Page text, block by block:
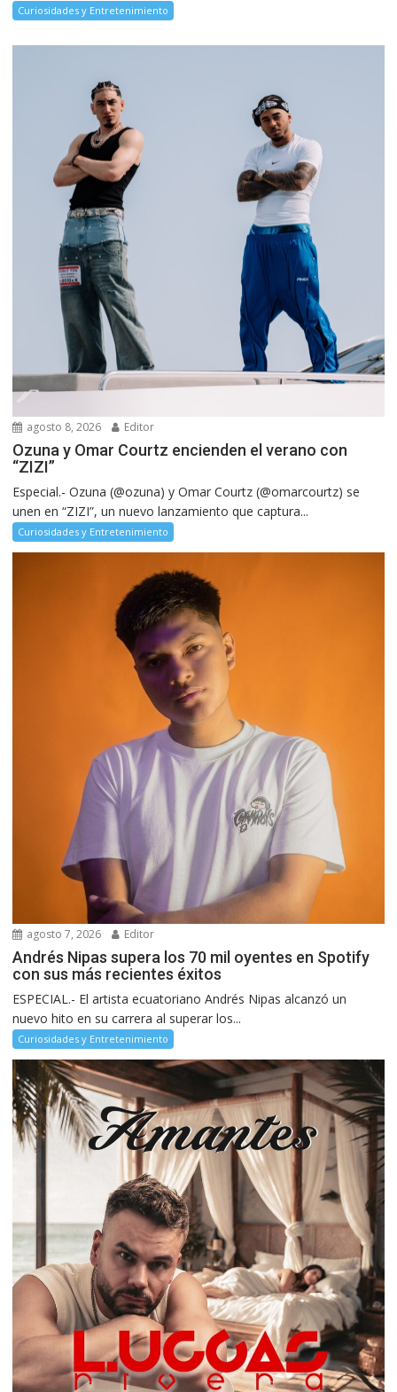
Curiosidades y Entretenimiento
agosto 8, 2026 Editor
Ozuna y Omar Courtz encienden el verano con
“ZIZI”
Especial.- Ozuna (@ozuna) y Omar Courtz (@omarcourtz) se
unen en “ZIZI”, un nuevo lanzamiento que captura...
Curiosidades y Entretenimiento
agosto 7, 2026 Editor
Andrés Nipas supera los 70 mil oyentes en Spotify
con sus más recientes éxitos
ESPECIAL.- El artista ecuatoriano Andrés Nipas alcanzó un
nuevo hito en su carrera al superar los...
Curiosidades y Entretenimiento